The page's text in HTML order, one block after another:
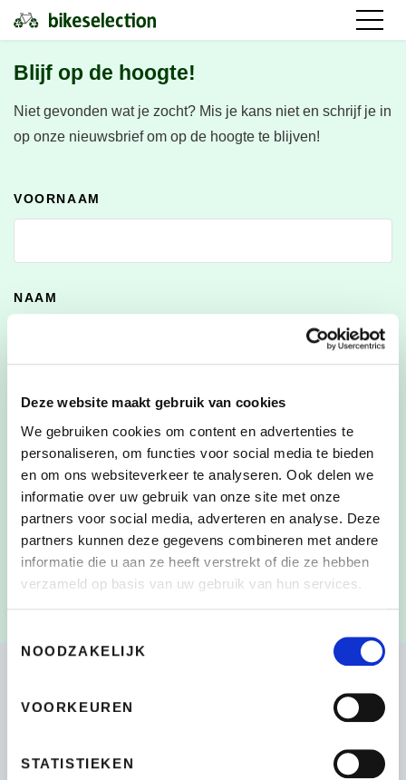
Deze website maakt gebruik van cookies
We gebruiken cookies om content en advertenties te
personaliseren, om functies voor social media te bieden
en om ons websiteverkeer te analyseren. Ook delen we
informatie over uw gebruik van onze site met onze
partners voor social media, adverteren en analyse. Deze
partners kunnen deze gegevens combineren met andere
informatie die u aan ze heeft verstrekt of die ze hebben
verzameld op basis van uw gebruik van hun services.
NOODZAKELIJK
VOORKEUREN
STATISTIEKEN
Blijf op de hoogte!
Niet gevonden wat je zocht? Mis je kans niet en schrijf je in
op onze nieuwsbrief om op de hoogte te blijven!
VOORNAAM
NAAM
E-MAILADRES*
CONSENT *
Door dit vakje aan te vinken, heb ik de
verzameling en het gebruik van mijn persoonlijke
gegevens zoals beschreven in de
gelezen en begrepen
4.7